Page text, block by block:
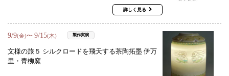
詳しく見る
9/9(金)〜 9/15(木) 製作実演
文様の旅５ シルクロードを飛天する茶陶拓墨 伊万
里・青柳窯